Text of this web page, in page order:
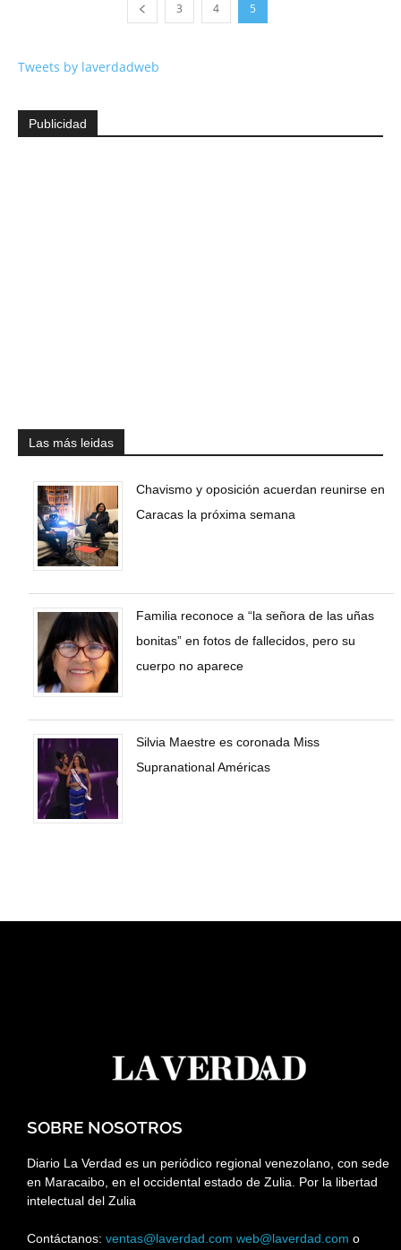
3 4 5
Tweets by laverdadweb
Publicidad
Las más leidas
Chavismo y oposición acuerdan reunirse en
Caracas la próxima semana
Familia reconoce a “la señora de las uñas
bonitas” en fotos de fallecidos, pero su
cuerpo no aparece
Silvia Maestre es coronada Miss
Supranational Américas
SOBRE NOSOTROS
Diario La Verdad es un periódico regional venezolano, con sede
en Maracaibo, en el occidental estado de Zulia. Por la libertad
intelectual del Zulia
Contáctanos: ventas@laverdad.com web@laverdad.com o